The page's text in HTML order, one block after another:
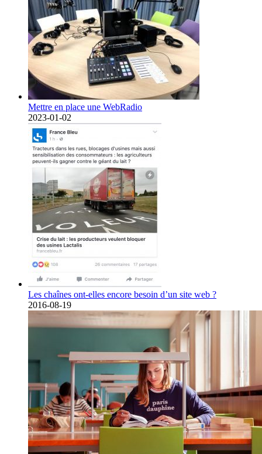
Mettre en place une WebRadio
2023-01-02
Les chaînes ont-elles encore besoin d’un site web ?
2016-08-19